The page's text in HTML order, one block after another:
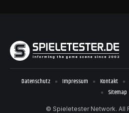
© Spieletester Network. All
Datenschutz Impressum Kontakt
Sitemap